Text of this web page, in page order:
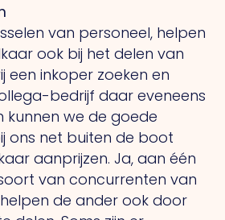
van personeel, helpen
ook bij het delen van
een inkoper zoeken en
bedrijf daar eveneens
kunnen we de goede
ons net buiten de boot
aanprijzen. Ja, aan één
van concurrenten van
de ander ook door